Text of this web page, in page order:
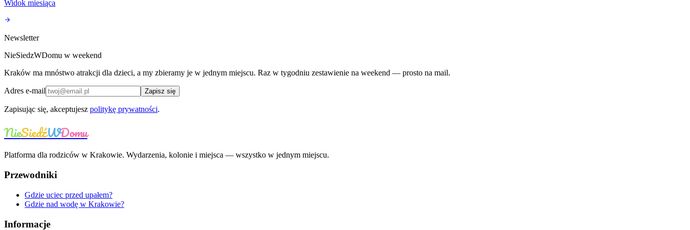
Widok miesiąca
Newsletter
NieSiedzWDomu w weekend
Kraków ma mnóstwo atrakcji dla dzieci, a my zbieramy je w jednym miejscu. Raz w tygodniu zestawienie na weekend — prosto na mail.
Adres e-mail Zapisz się
Zapisując się, akceptujesz politykę prywatności.
NieSiedźWDomu
Platforma dla rodziców w Krakowie. Wydarzenia, kolonie i miejsca — wszystko w jednym miejscu.
Przewodniki
Gdzie uciec przed upałem?
Gdzie nad wodę w Krakowie?
Informacje